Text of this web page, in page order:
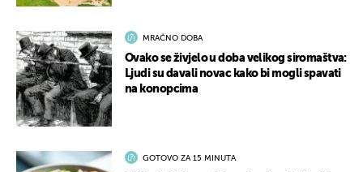
MRAČNO DOBA
Ovako se živjelo u doba velikog siromaštva:
Ljudi su davali novac kako bi mogli spavati
na konopcima
GOTOVO ZA 15 MINUTA